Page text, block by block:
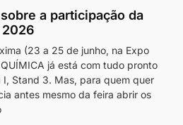
a participação da
2026
(23 a 25 de junho, na Expo
já está com tudo pronto
Stand 3. Mas, para quem quer
antes mesmo da feira abrir os